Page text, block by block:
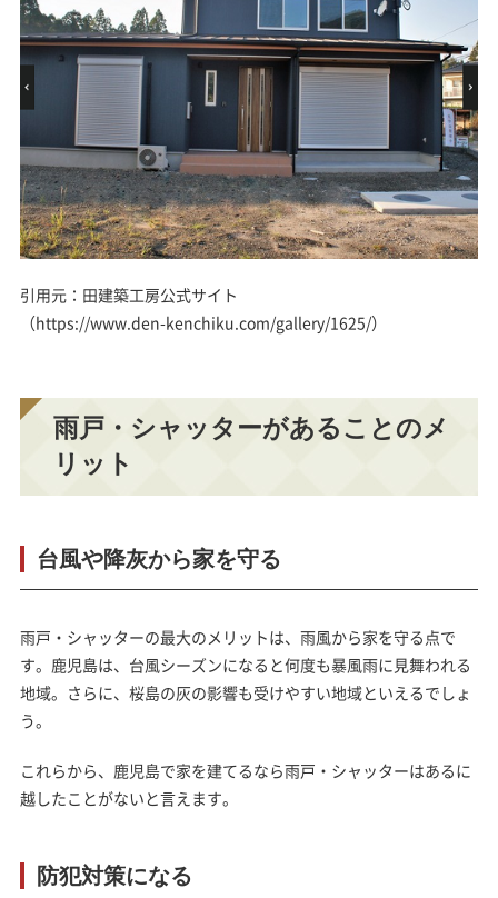
引用元：田建築工房公式サイト
（https://www.den-kenchiku.com/gallery/1625/）
雨戸・シャッターがあることのメ
リット
台風や降灰から家を守る
雨戸・シャッターの最大のメリットは、 雨風から家を守る 点で
す。鹿児島は、台風シーズンになると何度も暴風雨に見舞われる
地域。さらに、桜島の灰の影響も受けやすい地域といえるでしょ
う。
これらから、鹿児島で家を建てるなら雨戸・シャッターはあるに
越したことがないと言えます。
防犯対策になる